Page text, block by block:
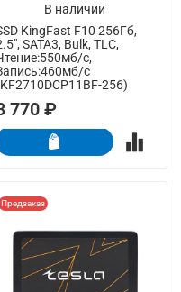
В наличии
KingFast F10 256Гб,
SATA3, Bulk, TLC,
с,
с
256)
770 ₽
Предзаказ